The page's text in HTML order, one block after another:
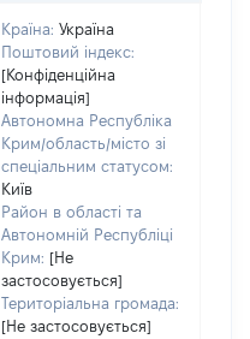
Країна: Україна
Поштовий індекс:
[Конфіденційна
інформація]
Автономна Республіка
Крим/область/місто зі
спеціальним статусом:
Київ
Район в області та
Автономній Республіці
Крим: [Не
застосовується]
Територіальна громада:
[Не застосовується]